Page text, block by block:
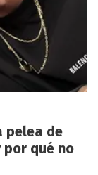
pelea de
por qué no